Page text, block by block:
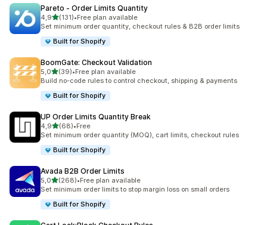
Pareto ‑ Order Limits Quantity
4,9na 5 gwiazdek
(131)
Łączna liczba recenzji: 131
•Free plan available
Set minimum order quantity, checkout rules & B2B order limits
Built for Shopify
BoomGate: Checkout Validation
5,0na 5 gwiazdek
(39)
Łączna liczba recenzji: 39
•Free plan available
Build no-code rules to control checkout, shipping & payments
Built for Shopify
UP Order Limits Quantity Break
4,9na 5 gwiazdek
(68)
Łączna liczba recenzji: 68
•Free
Set minimum order quantity (MOQ), cart limits, checkout rules
Built for Shopify
Avada B2B Order Limits
5,0na 5 gwiazdek
(268)
Łączna liczba recenzji: 268
•Free plan available
Set minimum order limits to stop margin loss on small orders
Built for Shopify